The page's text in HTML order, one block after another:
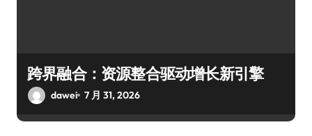
跨界融合：资源整合驱动增长新引擎
dawei 7 月 31, 2026